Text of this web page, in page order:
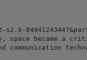
space became a
communication